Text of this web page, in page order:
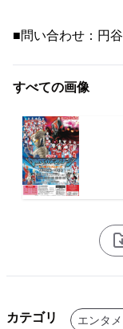
■問い合わせ：円
すべての画像
カテゴリ エンタ